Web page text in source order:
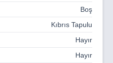
Boş
Kıbrıs Tapulu
Hayır
Hayır